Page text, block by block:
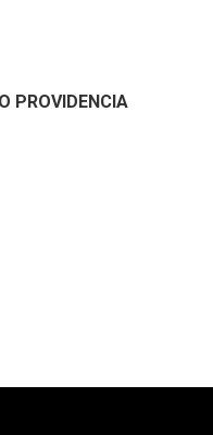
PROVIDENCIA